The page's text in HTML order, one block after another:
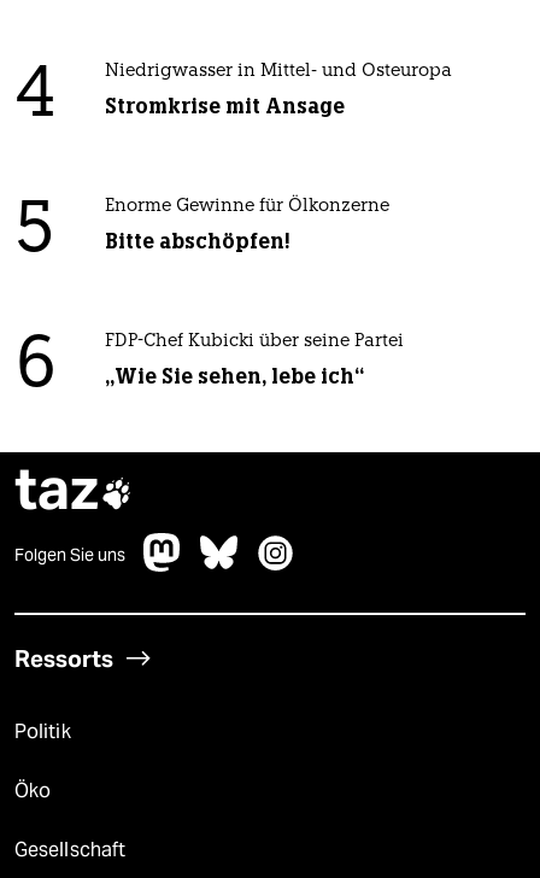
4 Niedrigwasser in Mittel- und Osteuropa
Stromkrise mit Ansage
5 Enorme Gewinne für Ölkonzerne
Bitte abschöpfen!
6 FDP-Chef Kubicki über seine Partei
„Wie Sie sehen, lebe ich“
taz
Folgen Sie uns
Ressorts
Politik
Öko
Gesellschaft